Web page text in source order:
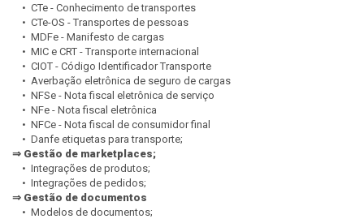
• CTe - Conhecimento de transportes
• CTe-OS - Transportes de pessoas
• MDFe - Manifesto de cargas
• MIC e CRT - Transporte internacional
• CIOT - Código Identificador Transporte
• Averbação eletrônica de seguro de cargas
• NFSe - Nota fiscal eletrônica de serviço
• NFe - Nota fiscal eletrônica
• NFCe - Nota fiscal de consumidor final
• Danfe etiquetas para transporte;
⇒ Gestão de marketplaces;
• Integrações de produtos;
• Integrações de pedidos;
⇒ Gestão de documentos
• Modelos de documentos;